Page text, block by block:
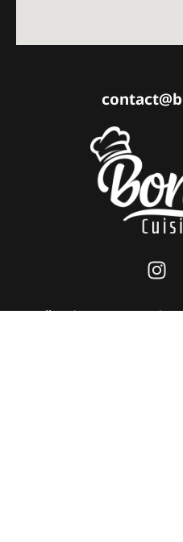
|הצהרת נגישות |
llms